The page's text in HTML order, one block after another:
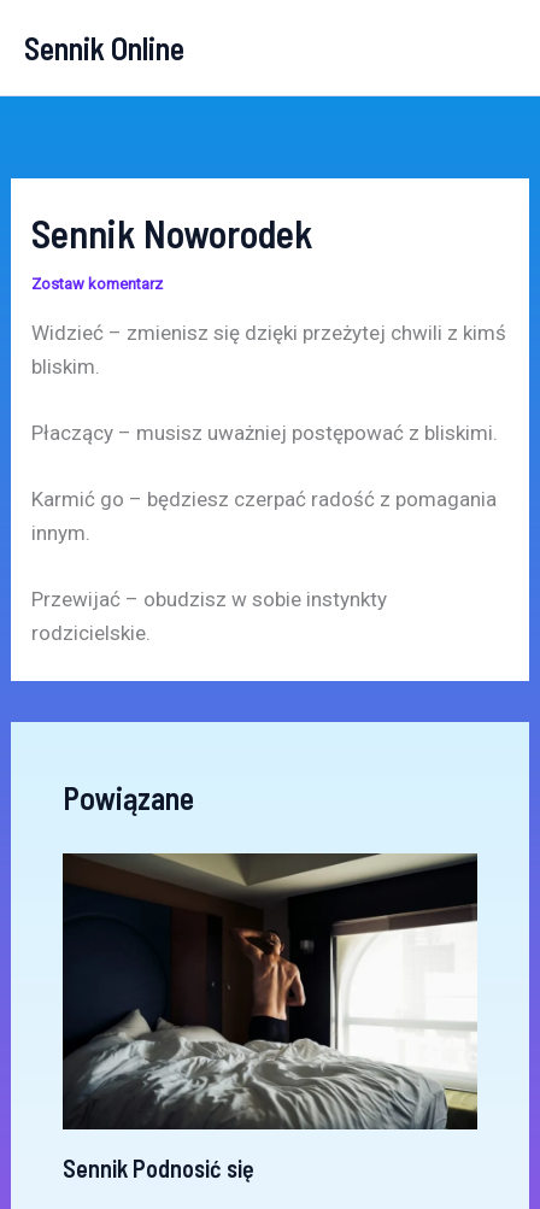
Sennik Online
Sennik Noworodek
Zostaw komentarz
Widzieć – zmienisz się dzięki przeżytej chwili z kimś
bliskim.
Płaczący – musisz uważniej postępować z bliskimi.
Karmić go – będziesz czerpać radość z pomagania
innym.
Przewijać – obudzisz w sobie instynkty
rodzicielskie.
Powiązane
Sennik Podnosić się